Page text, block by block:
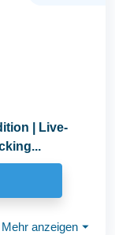
| Live-
Mehr anzeigen ⏷